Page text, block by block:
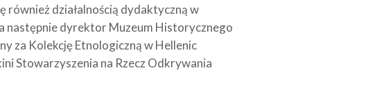
również działalnością dydaktyczną w
następnie dyrektor Muzeum Historycznego
za Kolekcję Etnologiczną w Hellenic
Stowarzyszenia na Rzecz Odkrywania